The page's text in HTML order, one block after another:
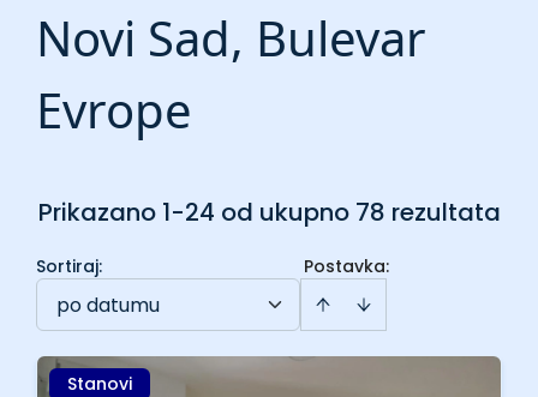
Novi Sad, Bulevar
Evrope
Prikazano 1-24 od ukupno 78 rezultata
Postavka:
Sortiraj:
po datumu
Stanovi